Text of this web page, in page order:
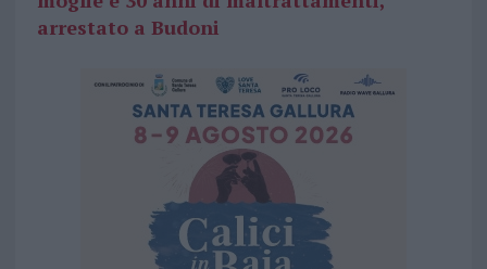
arrestato a Budoni